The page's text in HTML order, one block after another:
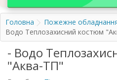
Головна
Пожежне
Водо Теплозахисний костюм
- Водо
"Аква-ТП"